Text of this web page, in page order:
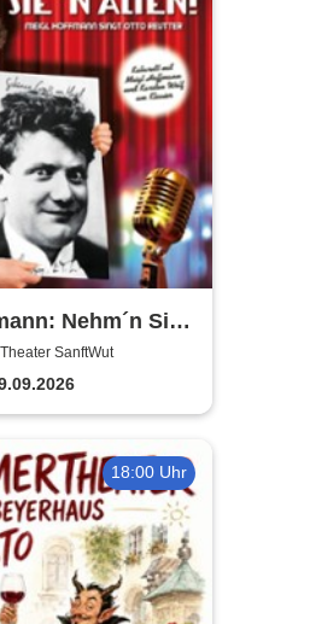
Nehm´n Sie
Otto Reutter-
SanftWut
18:00 Uhr